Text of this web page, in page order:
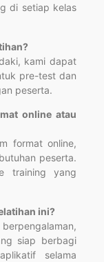
di setiap kelas
kami dapat
pre-test dan
peserta.
online atau
format online,
peserta.
training yang
ini?
siap berbagi
selama